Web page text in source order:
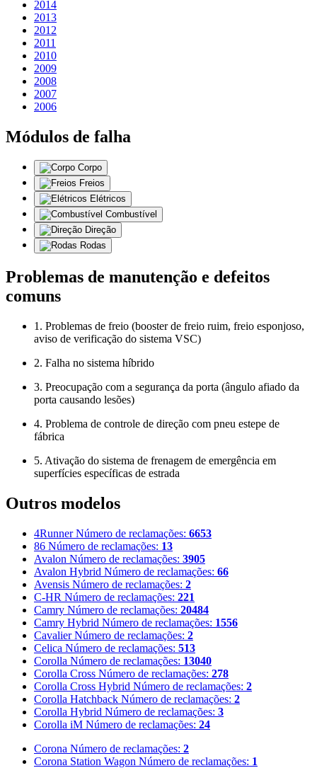
2014
2013
2012
2011
2010
2009
2008
2007
2006
Módulos de falha
Corpo
Freios
Elétricos
Combustível
Direção
Rodas
Problemas de manutenção e defeitos
comuns
1. Problemas de freio (booster de freio ruim, freio esponjoso,
aviso de verificação do sistema VSC)
2. Falha no sistema híbrido
3. Preocupação com a segurança da porta (ângulo afiado da
porta causando lesões)
4. Problema de controle de direção com pneu estepe de
fábrica
5. Ativação do sistema de frenagem de emergência em
superfícies específicas de estrada
Outros modelos
4Runner Número de reclamações: 6653
86 Número de reclamações: 13
Avalon Número de reclamações: 3905
Avalon Hybrid Número de reclamações: 66
Avensis Número de reclamações: 2
C-HR Número de reclamações: 221
Camry Número de reclamações: 20484
Camry Hybrid Número de reclamações: 1556
Cavalier Número de reclamações: 2
Celica Número de reclamações: 513
Corolla Número de reclamações: 13040
Corolla Cross Número de reclamações: 278
Corolla Cross Hybrid Número de reclamações: 2
Corolla Hatchback Número de reclamações: 2
Corolla Hybrid Número de reclamações: 3
Corolla iM Número de reclamações: 24
Corona Número de reclamações: 2
Corona Station Wagon Número de reclamações: 1